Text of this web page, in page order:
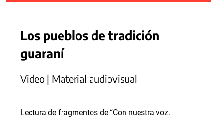
Los pueblos de tradición
guaraní
Video | Material audiovisual
Lectura de fragmentos de “Con nuestra voz.